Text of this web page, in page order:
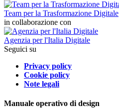
Team per la Trasformazione Digitale
in collaborazione con
Agenzia per l'Italia Digitale
Seguici su
Privacy policy
Cookie policy
Note legali
Manuale operativo di design